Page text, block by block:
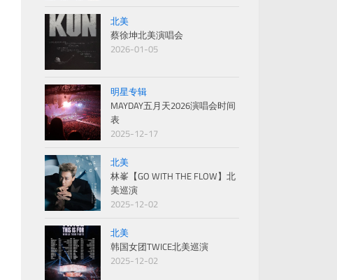
北美
蔡徐坤北美演唱会
2026-01-05
明星专辑
MAYDAY五月天2026演唱会时间
表
2025-12-17
北美
林峯【GO WITH THE FLOW】北
美巡演
2025-12-02
北美
韩国女团TWICE北美巡演
2025-12-02